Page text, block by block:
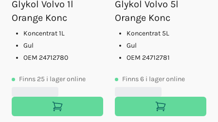
Glykol Volvo 1l
Orange Konc
Koncentrat 1L
Gul
OEM 24712780
Finns 25 i lager online
Glykol Volvo 5l
Orange Konc
Koncentrat 5L
Gul
OEM 24712781
Finns6 i lager online